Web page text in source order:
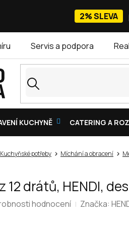
2% SLEVA
Servis a podpora
KUCHYNĚ CATERING A
Kuchyňské potřeby Míchání a obracení
12 drátů, HENDI,
hodnocení Značka: